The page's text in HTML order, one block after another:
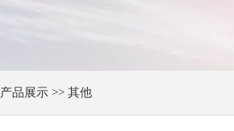
产品展示 >> 其他